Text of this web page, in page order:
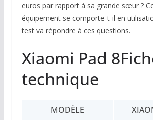
euros par rapport à sa grande sœur ?
équipement se comporte-t-il en
test va répondre à ces questions.
Xiaomi Pad 8
technique
MODÈLE